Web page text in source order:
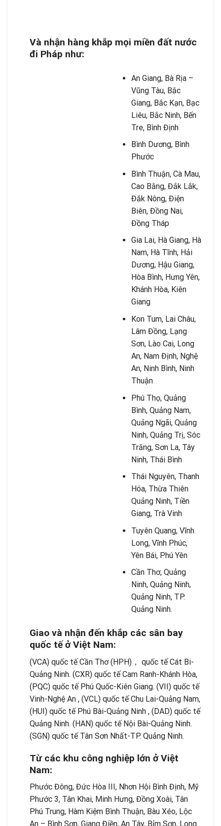
Và nhận hàng khắp mọi miền đất nước
đi Pháp như:
An Giang, Bà Rịa –
Vũng Tàu, Bắc
Giang, Bắc Kạn, Bạc
Liêu, Bắc Ninh, Bến
Tre, Bình Định
Bình Dương, Bình
Phước
Bình Thuận, Cà Mau,
Cao Bằng, Đắk Lắk,
Đắk Nông, Điện
Biên, Đồng Nai,
Đồng Tháp
Gia Lai, Hà Giang, Hà
Nam, Hà Tĩnh, Hải
Dương, Hậu Giang,
Hòa Bình, Hưng Yên,
Khánh Hòa, Kiên
Giang
Kon Tum, Lai Châu,
Lâm Đồng, Lạng
Sơn, Lào Cai, Long
An, Nam Định, Nghệ
An, Ninh Bình, Ninh
Thuận
Phú Thọ, Quảng
Bình, Quảng Nam,
Quảng Ngãi, Quảng
Ninh, Quảng Trị, Sóc
Trăng, Sơn La, Tây
Ninh, Thái Bình
Thái Nguyên, Thanh
Hóa, Thừa Thiên
Quảng Ninh, Tiền
Giang, Trà Vinh
Tuyên Quang, Vĩnh
Long, Vĩnh Phúc,
Yên Bái, Phú Yên
Cần Thơ, Quảng
Ninh, Quảng Ninh,
Quảng Ninh, TP.
Quảng Ninh.
Giao và nhận đến khắp các sân bay
quốc tế ở Việt Nam:
(VCA) quốc tế Cần Thơ (HPH)， quốc tế Cát Bi-
Quảng Ninh. (CXR) quốc tế Cam Ranh-Khánh Hòa,
(PQC) quốc tế Phú Quốc-Kiên Giang. (VII) quốc tế
Vinh-Nghệ An , (VCL) quốc tế Chu Lai-Quảng Nam,
(HUI) quốc tế Phú Bài-Quảng Ninh , (DAD) quốc tế
Quảng Ninh. (HAN) quốc tế Nội Bài-Quảng Ninh.
(SGN) quốc tế Tân Sơn Nhất-TP. Quảng Ninh.
Từ các khu công nghiệp lớn ở Việt
Nam:
Phước Đông, Đức Hòa III, Nhơn Hội Bình Định, Mỹ
Phước 3, Tân Khai, Minh Hưng, Đồng Xoài, Tân
Phú Trung, Hàm Kiệm Bình Thuận, Bàu Xéo, Lộc
An – Bình Sơn, Giang Điền, An Tây, Bỉm Sơn, Long